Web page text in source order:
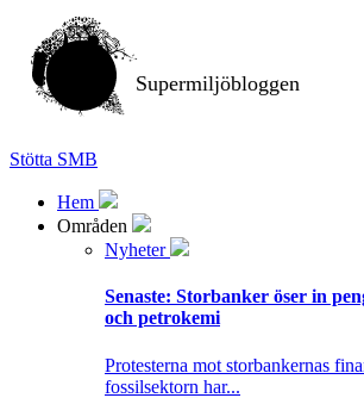
Supermiljöbloggen
Stötta SMB
Hem
Områden
Nyheter
Senaste: Storbanker öser in
och petrokemi
Protesterna mot storbankernas
fossilsektorn har...